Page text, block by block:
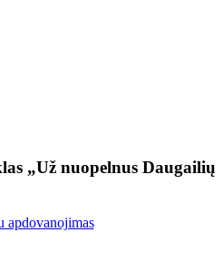
„Už nuopelnus Daugailių